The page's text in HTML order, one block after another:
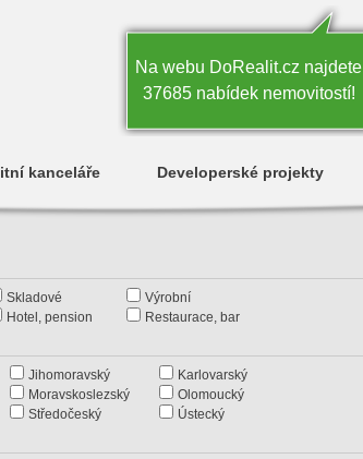
Na webu DoRealit.cz najdete
37685 nabídek nemovitostí!
kanceláře Developerské projekty
Skladové
Výrobní
Hotel, pension
Restaurace, bar
Jihomoravský
Karlovarský
Moravskoslezský
Olomoucký
Středočeský
Ústecký